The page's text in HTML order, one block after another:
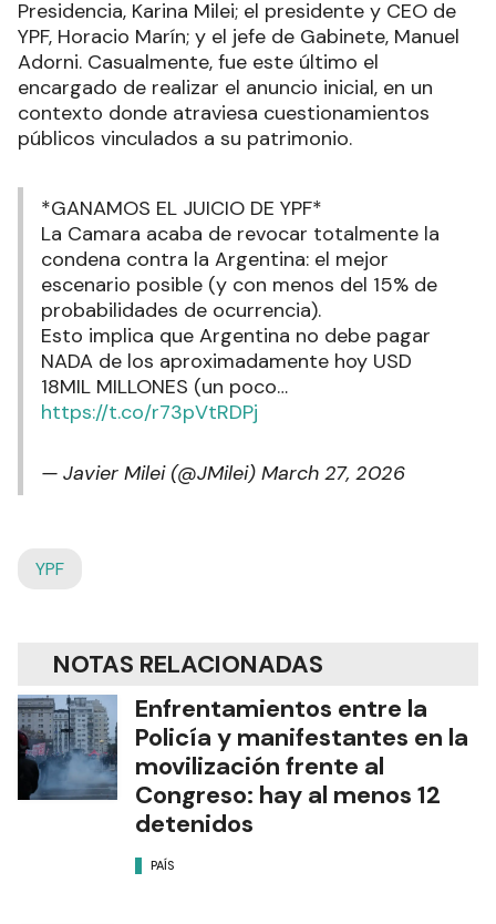
Presidencia, Karina Milei; el presidente y CEO de
YPF, Horacio Marín; y el jefe de Gabinete, Manuel
Adorni. Casualmente, fue este último el
encargado de realizar el anuncio inicial, en un
contexto donde atraviesa cuestionamientos
públicos vinculados a su patrimonio.
*GANAMOS EL JUICIO DE YPF*
La Camara acaba de revocar totalmente la
condena contra la Argentina: el mejor
escenario posible (y con menos del 15% de
probabilidades de ocurrencia).
Esto implica que Argentina no debe pagar
NADA de los aproximadamente hoy USD
18MIL MILLONES (un poco…
https://t.co/r73pVtRDPj
— Javier Milei (@JMilei) March 27, 2026
YPF
NOTAS RELACIONADAS
Enfrentamientos entre la
Policía y manifestantes en la
movilización frente al
Congreso: hay al menos 12
detenidos
PAÍS